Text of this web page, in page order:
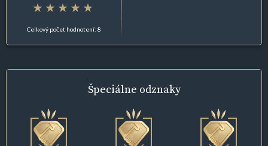
Celkový počet hodnotení: 8
Špeciálne odznaky